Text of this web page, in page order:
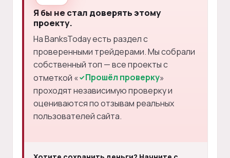
Я бы не стал доверять этому
проекту.
На BanksToday есть раздел с
проверенными трейдерами. Мы собрали
собственный топ — все проекты с
отметкой «
Прошёл проверку»
проходят независимую проверку и
оцениваются по отзывам реальных
пользователей сайта.